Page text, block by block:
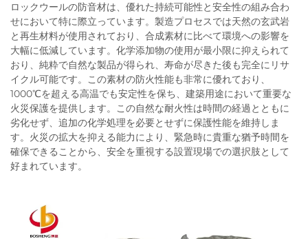
ロックウールの防音材は、優れた持続可能性と安全性の組み合わ
せにおいて特に際立っています。製造プロセスでは天然の玄武岩
と再生材料が使用されており、合成素材に比べて環境への影響を
大幅に低減しています。化学添加物の使用が最小限に抑えられて
おり、純粋で自然な製品が得られ、寿命が尽きた後も完全にリサ
イクル可能です。この素材の防火性能も非常に優れており、
1000℃を超える高温でも安定性を保ち、建築用途において重要な
火災保護を提供します。この自然な耐火性は時間の経過とともに
劣化せず、追加の化学処理を必要とせずに保護性能を維持しま
す。火災の拡大を抑える能力により、緊急時に貴重な猶予時間を
確保できることから、安全を重視する設置現場での選択肢として
好まれています。